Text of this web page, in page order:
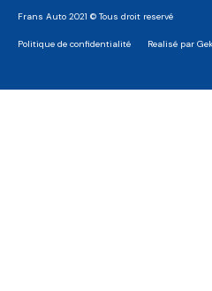
Frans Auto 2021 © Tous droit reservé
Politique de confidentialité Realisé par